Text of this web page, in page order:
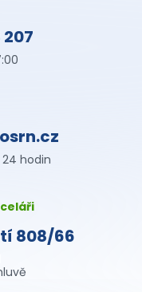
hodin
808/66